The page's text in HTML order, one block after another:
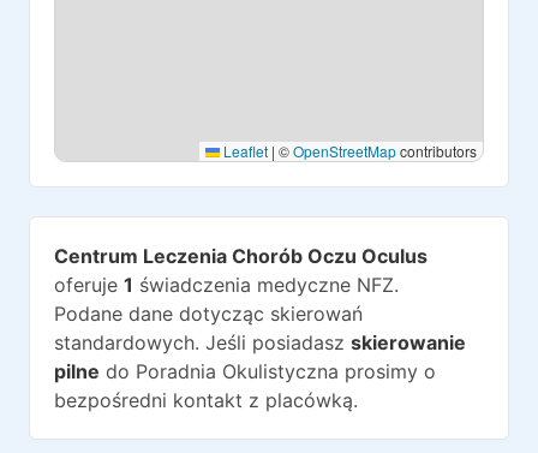
Leaflet | ©OpenStreetMapcontributors
Centrum Leczenia Chorób Oczu Oculus
oferuje 1 świadczenia medyczne NFZ.
Podane dane dotycząc skierowań
standardowych. Jeśli posiadasz skierowanie
pilne do Poradnia Okulistyczna prosimy o
bezpośredni kontakt z placówką.